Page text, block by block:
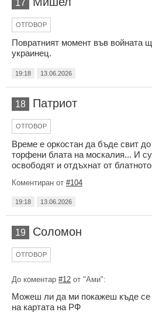
17
ОТГОВОР
Повратният момент във войната
украинец.
19:18 13.06.2026
18 Патриот
ОТГОВОР
Време е оркостан да бъде свит
торфени блата на москалия... И
освободят и отдъхнат от блатното
Коментиран от #104
19:18 13.06.2026
19 Соломон
ОТГОВОР
До коментар #12 от "Ами":
Можеш ли да ми покажеш къде се
на картата на РФ